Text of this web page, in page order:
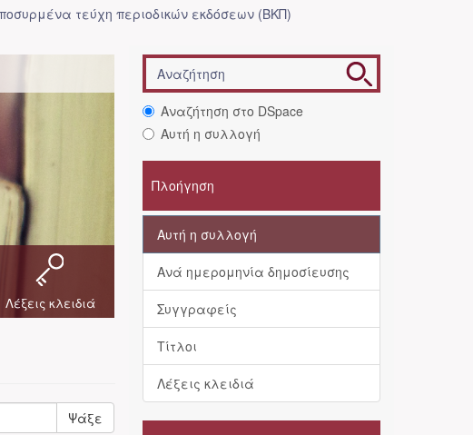
τεύχη περιοδικών εκδόσεων (ΒΚΠ)
Λέξεις κλειδιά
Ψάξε
Αναζήτηση στο DSpace
Αυτή η συλλογή
Πλοήγηση
Αυτή η συλλογή
Ανά ημερομηνία δημοσίευσης
Συγγραφείς
Τίτλοι
Λέξεις κλειδιά